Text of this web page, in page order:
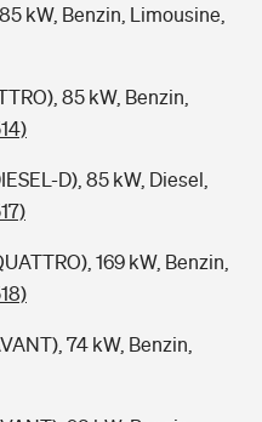
kW, Benzin, Limousine,
85 kW, Benzin,
D), 85 kW, Diesel,
169 kW, Benzin,
74 kW, Benzin,